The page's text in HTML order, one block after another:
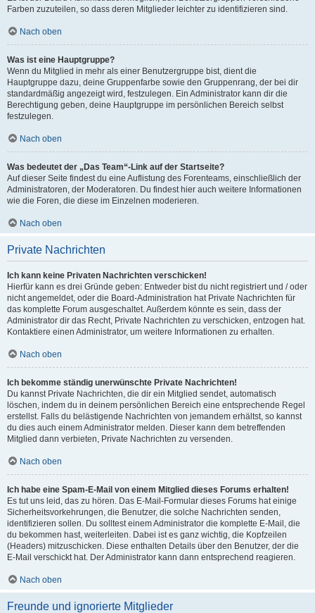
Farben zuzuteilen, so dass deren Mitglieder leichter zu identifizieren sind.
Nach oben
Was ist eine Hauptgruppe?
Wenn du Mitglied in mehr als einer Benutzergruppe bist, dient die
Hauptgruppe dazu, deine Gruppenfarbe sowie den Gruppenrang, der bei dir
standardmäßig angezeigt wird, festzulegen. Ein Administrator kann dir die
Berechtigung geben, deine Hauptgruppe im persönlichen Bereich selbst
festzulegen.
Nach oben
Was bedeutet der „Das Team“-Link auf der Startseite?
Auf dieser Seite findest du eine Auflistung des Forenteams, einschließlich der
Administratoren, der Moderatoren. Du findest hier auch weitere Informationen
wie die Foren, die diese im Einzelnen moderieren.
Nach oben
Private Nachrichten
Ich kann keine Privaten Nachrichten verschicken!
Hierfür kann es drei Gründe geben: Entweder bist du nicht registriert und / oder
nicht angemeldet, oder die Board-Administration hat Private Nachrichten für
das komplette Forum ausgeschaltet. Außerdem könnte es sein, dass der
Administrator dir das Recht, Private Nachrichten zu verschicken, entzogen hat.
Kontaktiere einen Administrator, um weitere Informationen zu erhalten.
Nach oben
Ich bekomme ständig unerwünschte Private Nachrichten!
Du kannst Private Nachrichten, die dir ein Mitglied sendet, automatisch
löschen, indem du in deinem persönlichen Bereich eine entsprechende Regel
erstellst. Falls du belästigende Nachrichten von jemandem erhältst, so kannst
du dies auch einem Administrator melden. Dieser kann dem betreffenden
Mitglied dann verbieten, Private Nachrichten zu versenden.
Nach oben
Ich habe eine Spam-E-Mail von einem Mitglied dieses Forums erhalten!
Es tut uns leid, das zu hören. Das E-Mail-Formular dieses Forums hat einige
Sicherheitsvorkehrungen, die Benutzer, die solche Nachrichten senden,
identifizieren sollen. Du solltest einem Administrator die komplette E-Mail, die
du bekommen hast, weiterleiten. Dabei ist es ganz wichtig, die Kopfzeilen
(Headers) mitzuschicken. Diese enthalten Details über den Benutzer, der die
E-Mail verschickt hat. Der Administrator kann dann entsprechend reagieren.
Nach oben
Freunde und ignorierte Mitglieder